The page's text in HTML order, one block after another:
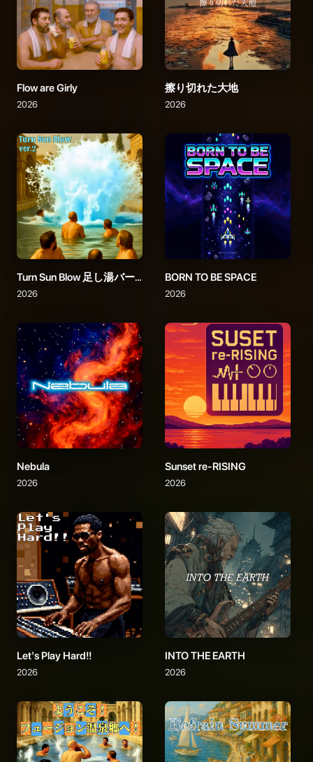
Flow are Girly
2026
擦り切れた大地
2026
Turn Sun Blow 足し湯バージョン
2026
BORN TO BE SPACE
2026
Nebula
2026
Sunset re-RISING
2026
Let's Play Hard!!
2026
INTO THE EARTH
2026